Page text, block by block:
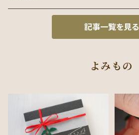
記事一覧を見る
よみもの